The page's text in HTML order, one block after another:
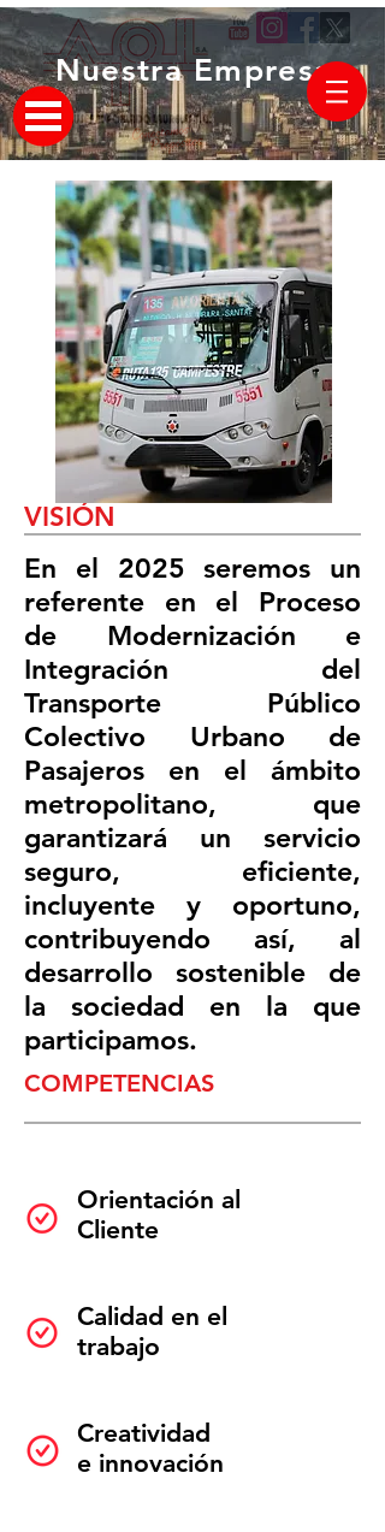
Nuestra Empresa
VISIÓN
En el 2025 seremos un
referente en el Proceso
de Modernización e
Integración del
Transporte Público
Colectivo Urbano de
Pasajeros en el ámbito
metropolitano, que
garantizará un servicio
seguro, eficiente,
incluyente y oportuno,
contribuyendo así, al
desarrollo sostenible de
la sociedad en la que
participamos.
COMPETENCIAS
Orientación al
Cliente
Calidad en el
trabajo
Creatividad
e innovación